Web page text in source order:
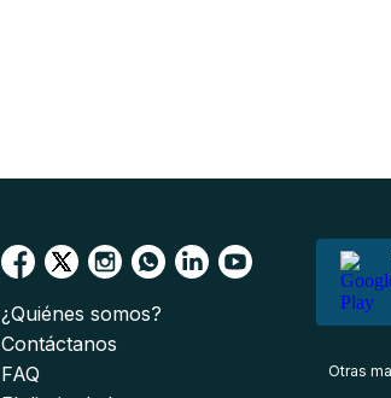
¿Quiénes somos?
Contáctanos
FAQ
Otras